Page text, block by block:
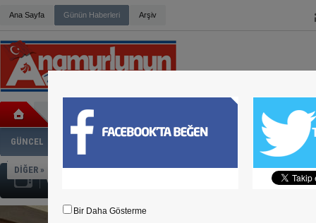
Ana Sayfa Günün Haberleri Arşiv
MERSİN İL BAŞKANI CENGİZ GÖKÇEL OLDU
ABANOZ YOLUNDA KAZA
BELEDİYE BAŞKANI DENİZ CHP DEN İSTİFA ETTİ
BÜYÜK YÖRÜK BULUŞMASI GERÇEKLEŞTİ
ANAMUR’DA WAFFLE’IN ADRESİ: BONNIE WAFFLE
BÜYÜK YÖRÜK BULUŞMASI SİZİ BEKLİYOR
HASAN UFUK ÇAKIR ANAMUR'DA
GÜNCEL ADLİ HABER
DİĞER »
VİDEO GALERİ
Bir Daha Gösterme